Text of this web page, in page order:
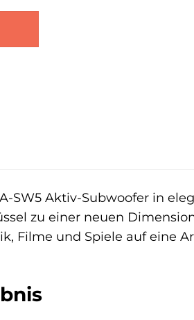
SW5 Aktiv-Subwoofer in
zu einer neuen
Filme und Spiele auf eine